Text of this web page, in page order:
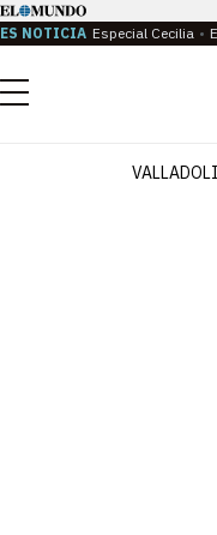
ES NOTICIA Especial Cecilia
Menú